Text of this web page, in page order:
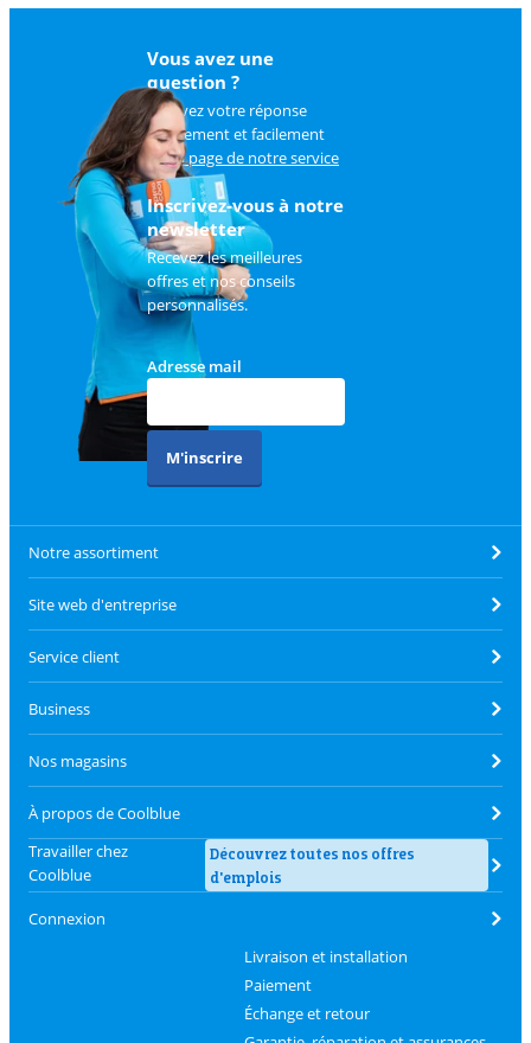
Vous avez une
question ?
Trouvez votre réponse
rapidement et facilement
surla page de notre service
client.
Inscrivez-vous à notre
newsletter
Recevez les meilleures
offres et nos conseils
personnalisés.
Adresse mail
M'inscrire
Notre assortiment
Site web d'entreprise
Service client
Business
Nos magasins
À propos de Coolblue
Travailler chez
Coolblue
Découvrez toutes nos offres
d'emplois
Connexion
Livraison et installation
Paiement
Échange et retour